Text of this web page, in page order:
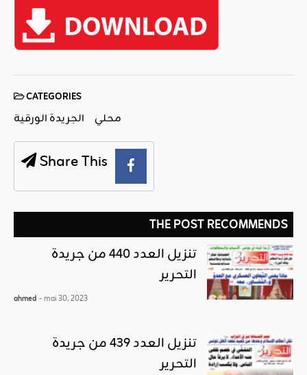
CATEGORIES
الجريدة الورقية محلي
Share This
THE POST RECOMMENDS
تنزيل العدد 440 من جريدة
التحرير
ahmed - mai 30, 2023
تنزيل العدد 439 من جريدة
التحرير